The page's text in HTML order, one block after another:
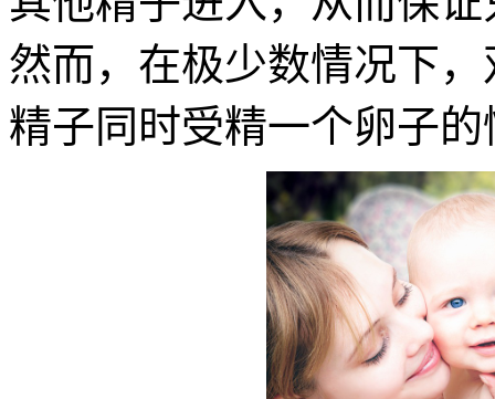
然而，在极少数情况下
精子同时受精一个卵子